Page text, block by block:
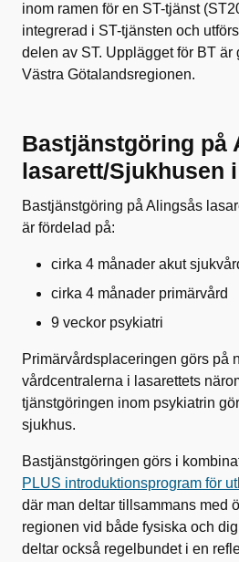
inom ramen för en ST-tjänst
integrerad i ST-tjänsten och
delen av ST. Upplägget för BT är
Västra Götalandsregionen.
Bastjänstgöring på
lasarett/Sjukhusen
Bastjänstgöring på Alingsås
är fördelad på:
cirka 4 månader akut
cirka 4 månader primärvård
9 veckor psykiatri
Primärvårdsplaceringen görs på
vårdcentralerna i lasarettets
tjänstgöringen inom psykiatrin
sjukhus.
Bastjänstgöringen görs i
PLUS introduktionsprogram för
där man deltar tillsammans med
regionen vid både fysiska och
deltar också regelbundet i en